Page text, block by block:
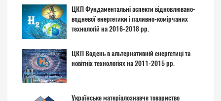
ЦКП Фундаментальні аспекти відновлювано-
водневої енергетики і паливно-комірчаних
технологій на 2016-2018 рр.
ЦКП Водень в альтернативній енергетиці та
новітніх технологіях на 2011-2015 рр.
Українське матеріалознавче товариство